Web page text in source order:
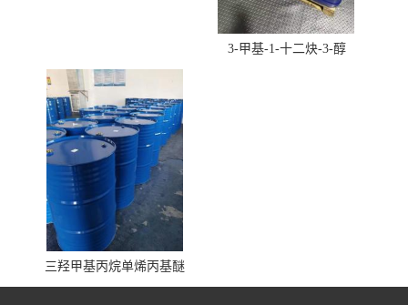
3-甲基-1-十二炔-3-醇
三羟甲基丙烷单烯丙基醚